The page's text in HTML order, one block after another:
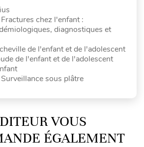
chez l'enfant :
diagnostiques et
de l'enfant et de l'adolescent
de l'enfant et de l'adolescent
sous plâtre
VOUS
ÉGALEMENT